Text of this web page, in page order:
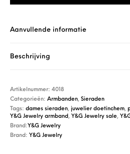
Aanvullende informatie
Beschrijving
Artikelnummer:4018
Categorieën:Armbanden,Sieraden
Tags:dames sieraden, juwelier doetinchem,
Y&G Jewelry armband, Y&G Jewelry sale,
Brand:Y&G Jewelry
Brand: Y&G Jewelry